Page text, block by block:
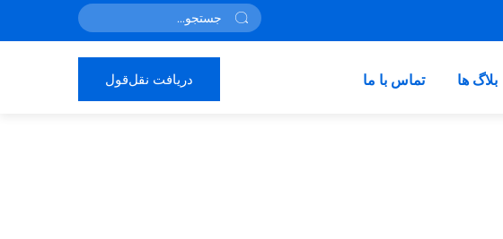
بلاگ ها تماس با ما دریافت نقل‌قول